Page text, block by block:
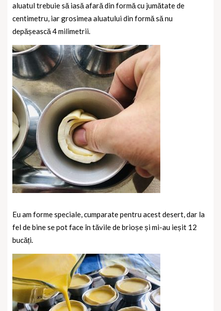
aluatul trebuie să iasă afară din formă cu jumătate de
centimetru, iar grosimea aluatului din formă să nu
depășească 4 milimetrii.
Eu am forme speciale, cumparate pentru acest desert, dar la
fel de bine se pot face în tăvile de brioșe și mi-au ieșit 12
bucăți.